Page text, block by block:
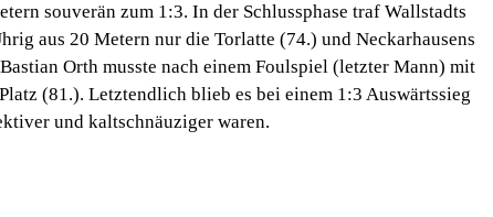
souverän zum 1:3. In der Schlussphase traf Wallstadts
aus 20 Metern nur die Torlatte (74.) und Neckarhausens
Orth musste nach einem Foulspiel (letzter Mann) mit
(81.). Letztendlich blieb es bei einem 1:3 Auswärtssieg
und kaltschnäuziger waren.